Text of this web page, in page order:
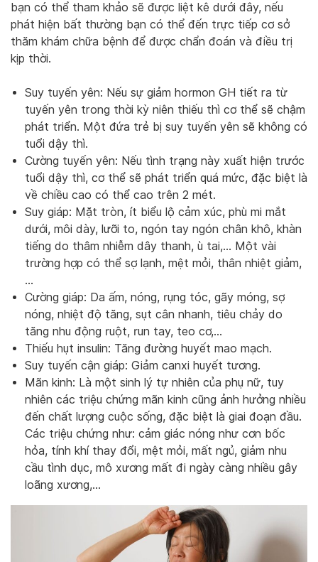
bạn có thể tham khảo sẽ được liệt kê dưới đây, nếu
phát hiện bất thường bạn có thể đến trực tiếp cơ sở
thăm khám chữa bệnh để được chẩn đoán và điều trị
kịp thời.
Suy tuyến yên: Nếu sự giảm hormon GH tiết ra từ
tuyến yên trong thời kỳ niên thiếu thì cơ thể sẽ chậm
phát triển. Một đứa trẻ bị suy tuyến yên sẽ không có
tuổi dậy thì.
Cường tuyến yên: Nếu tình trạng này xuất hiện trước
tuổi dậy thì, cơ thể sẽ phát triển quá mức, đặc biệt là
về chiều cao có thể cao trên 2 mét.
Suy giáp: Mặt tròn, ít biểu lộ cảm xúc, phù mi mắt
dưới, môi dày, lưỡi to, ngón tay ngón chân khô, khàn
tiếng do thâm nhiễm dây thanh, ù tai,… Một vài
trường hợp có thể sợ lạnh, mệt mỏi, thân nhiệt giảm,
…
Cường giáp: Da ấm, nóng, rụng tóc, gãy móng, sợ
nóng, nhiệt độ tăng, sụt cân nhanh, tiêu chảy do
tăng nhu động ruột, run tay, teo cơ,…
Thiếu hụt insulin: Tăng đường huyết mao mạch.
Suy tuyến cận giáp: Giảm canxi huyết tương.
Mãn kinh: Là một sinh lý tự nhiên của phụ nữ, tuy
nhiên các triệu chứng mãn kinh cũng ảnh hưởng nhiều
đến chất lượng cuộc sống, đặc biệt là giai đoạn đầu.
Các triệu chứng như: cảm giác nóng như cơn bốc
hỏa, tính khí thay đổi, mệt mỏi, mất ngủ, giảm nhu
cầu tình dục, mô xương mất đi ngày càng nhiều gây
loãng xương,…